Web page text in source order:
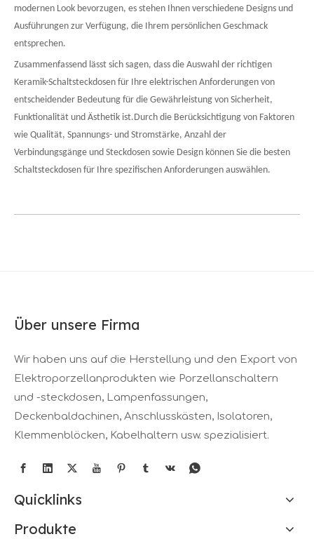
modernen Look bevorzugen, es stehen Ihnen verschiedene Designs und
Ausführungen zur Verfügung, die Ihrem persönlichen Geschmack
entsprechen.
Zusammenfassend lässt sich sagen, dass die Auswahl der richtigen
Keramik-Schaltsteckdosen für Ihre elektrischen Anforderungen von
entscheidender Bedeutung für die Gewährleistung von Sicherheit,
Funktionalität und Ästhetik ist.Durch die Berücksichtigung von Faktoren
wie Qualität, Spannungs- und Stromstärke, Anzahl der
Verbindungsgänge und Steckdosen sowie Design können Sie die besten
Schaltsteckdosen für Ihre spezifischen Anforderungen auswählen.
Über unsere Firma
Wir haben uns auf die Herstellung und den Export von
Elektroporzellanprodukten wie Porzellanschaltern
und -steckdosen, Lampenfassungen,
Deckenbaldachinen, Anschlusskästen, Isolatoren,
Klemmenblöcken, Kabelhaltern usw. spezialisiert.
Quicklinks
Produkte